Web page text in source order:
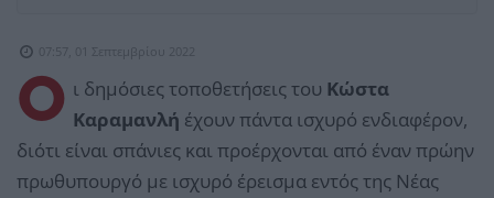
07:57, 01 Σεπτεμβρίου 2022
Ο ι δημόσιες τοποθετήσεις του Κώστα
Καραμανλή έχουν πάντα ισχυρό ενδιαφέρον,
διότι είναι σπάνιες και προέρχονται από έναν πρώην
πρωθυπουργό με ισχυρό έρεισμα εντός της Νέας